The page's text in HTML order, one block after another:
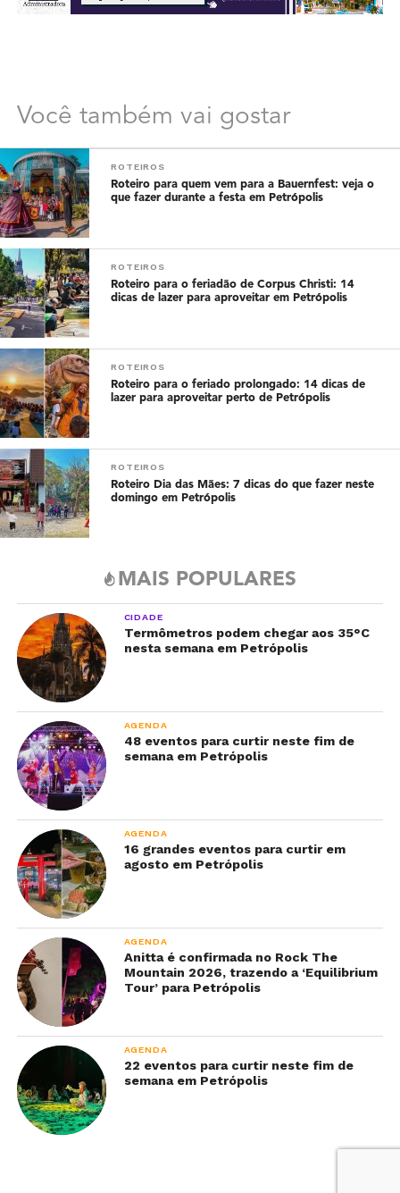
Você também vai gostar
ROTEIROS
Roteiro para quem vem para a Bauernfest: veja o
que fazer durante a festa em Petrópolis
ROTEIROS
Roteiro para o feriadão de Corpus Christi: 14
dicas de lazer para aproveitar em Petrópolis
ROTEIROS
Roteiro para o feriado prolongado: 14 dicas de
lazer para aproveitar perto de Petrópolis
ROTEIROS
Roteiro Dia das Mães: 7 dicas do que fazer neste
domingo em Petrópolis
MAIS POPULARES
CIDADE
Termômetros podem chegar aos 35°C
nesta semana em Petrópolis
AGENDA
48 eventos para curtir neste fim de
semana em Petrópolis
AGENDA
16 grandes eventos para curtir em
agosto em Petrópolis
AGENDA
Anitta é confirmada no Rock The
Mountain 2026, trazendo a ‘Equilibrium
Tour’ para Petrópolis
AGENDA
22 eventos para curtir neste fim de
semana em Petrópolis